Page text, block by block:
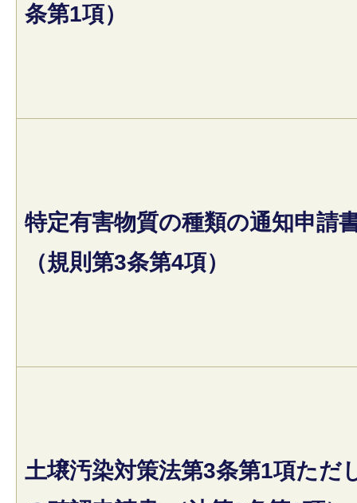
条第1項）
特定有害物質の種類の通知申請
（規則第3条第4項）
土壌汚染対策法第3条第1項ただ